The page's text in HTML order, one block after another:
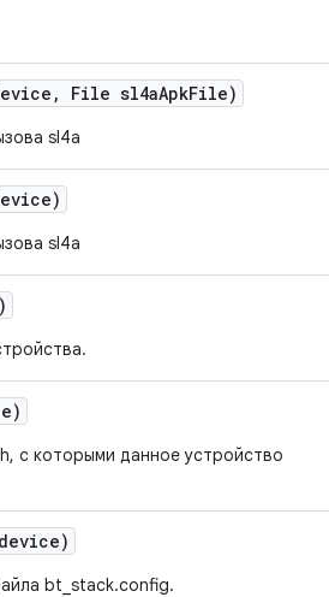
, File sl4aApkFile)
sl4a
sl4a
с которыми данное устройство
device)
bt_stack.config.